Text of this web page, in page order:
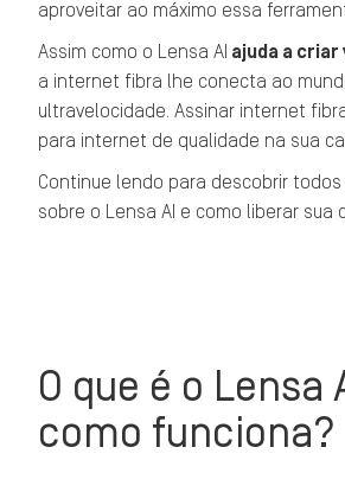
aproveitar ao máximo essa
Assim como o Lensa AI ajuda a
a internet fibra lhe conecta ao
ultravelocidade. Assinar internet
para internet de qualidade na sua
Continue lendo para descobrir
sobre o Lensa AI e como liberar sua
O que é o Lensa
como funciona?